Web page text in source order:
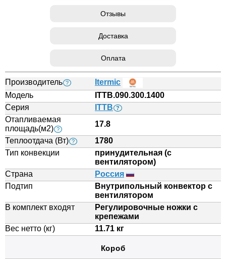
Отзывы
Доставка
Оплата
Производитель ?
Itermic
Модель
ITTB.090.300.1400
Серия
ITTB ?
Отапливаемая
площадь(м2) ?
17.8
Теплоотдача (Вт) ?
1780
Тип конвекции
принудительная (с
вентилятором)
Страна
Россия
Подтип
Внутрипольный конвектор с
вентилятором
В комплект входят
Регулировочные ножки с
крепежами
Вес нетто (кг)
11.71 кг
Короб